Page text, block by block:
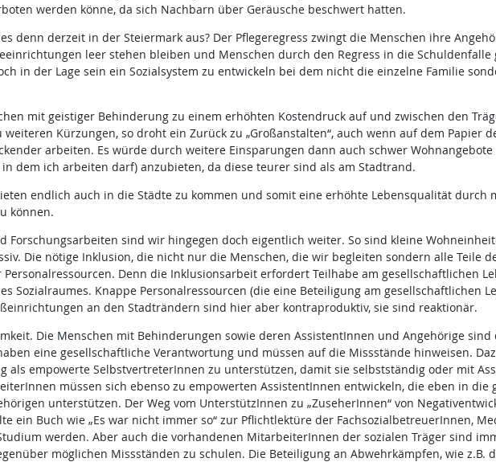
werden könne, da sich Nachbarn über Geräusche beschwert hatten.
denn derzeit in der Steiermark aus? Der Pflegeregress zwingt die Menschen ihre
leer stehen bleiben und Menschen durch den Regress in die Schuldenfalle
in der Lage sein ein Sozialsystem zu entwickeln bei dem nicht die einzelne Familie
mit geistiger Behinderung zu einem erhöhten Kostendruck auf und zwischen den
Kürzungen, so droht ein Zurück zu „Großanstalten“, auch wenn auf dem Papier
arbeiten. Es würde durch weitere Einsparungen dann auch schwer Wohnangebote
dem ich arbeiten darf) anzubieten, da diese teurer sind als am Stadtrand.
endlich auch in die Städte zu kommen und somit eine erhöhte Lebensqualität durch
können.
Forschungsarbeiten sind wir hingegen doch eigentlich weiter. So sind kleine
Die nötige Inklusion, die nicht nur die Menschen, die wir begleiten sondern alle Teile
Denn die Inklusionsarbeit erfordert Teilhabe am gesellschaftlichen
Sozialraumes. Knappe Personalressourcen (die eine Beteiligung am gesellschaftlichen
an den Stadträndern sind hier aber kontraproduktiv, sie sind reaktionär.
Die Menschen mit Behinderungen sowie deren AssistentInnen und Angehörige
eine gesellschaftliche Verantwortung und müssen auf die Missstände hinweisen.
als empowerte SelbstvertreterInnen zu unterstützen, damit sie selbstständig oder mit
müssen sich ebenso zu empowerten AssistentInnen entwickeln, die eben in die
unterstützen. Der Weg vom UnterstützInnen zu „ZuseherInnen“ von
ein Buch wie „Es war nicht immer so“ zur Pflichtlektüre der FachsozialbetreuerInnen,
werden. Aber auch die vorhandenen MitarbeiterInnen der sozialen Träger sind
möglichen Missständen zu schulen. Die Beteiligung an Abwehrkämpfen, wie z.B.